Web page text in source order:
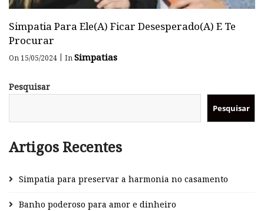
Simpatia Para Ele(a) Ficar Desesperado(a) E Te
Procurar
On 15/05/2024 | InSimpatias
Pesquisar
Pesquisar
Artigos Recentes
Simpatia para preservar a harmonia no casamento
Banho poderoso para amor e dinheiro